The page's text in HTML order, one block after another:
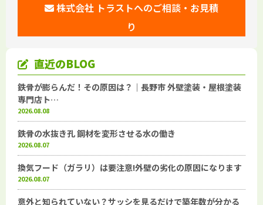
株式会社 トラストへのご相談・お見積
り
直近のBLOG
鉄骨が膨らんだ！その原因は？｜長野市 外壁塗装・屋根塗装
専門店ト…
2026.08.08
鉄骨の水抜き孔 鋼材を変形させる水の働き
2026.08.07
換気フード（ガラリ）は要注意!外壁の劣化の原因になります
2026.08.07
意外と知られていない？サッシを見るだけで築年数が分かる